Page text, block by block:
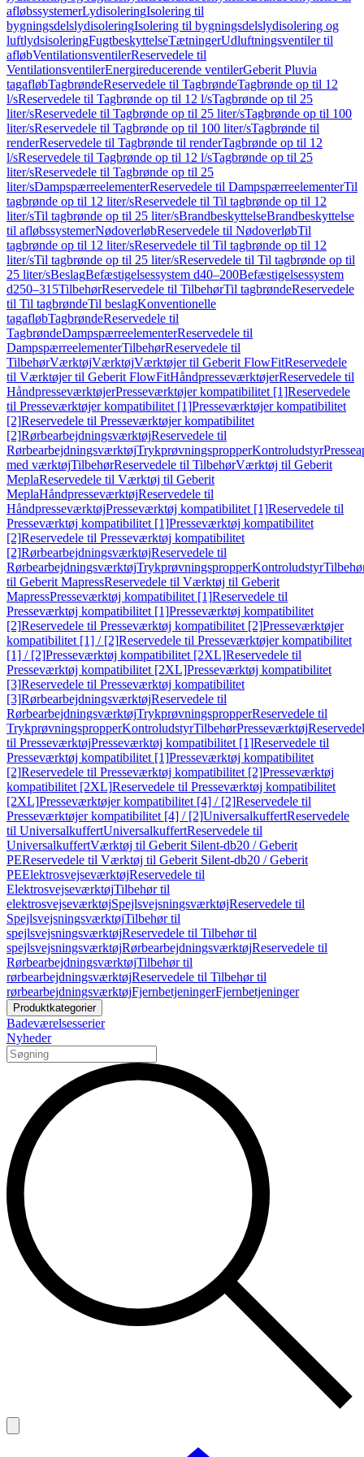
afløbssystemerLydisoleringIsolering til
bygningsdelslydisoleringIsolering til bygningsdelslydisolering og
luftlydsisoleringFugtbeskyttelseTætningerUdluftningsventiler til
afløbVentilationsventilerReservedele til
VentilationsventilerEnergireducerende ventilerGeberit Pluvia
tagafløbTagbrøndeReservedele til TagbrøndeTagbrønde op til 12
l/sReservedele til Tagbrønde op til 12 l/sTagbrønde op til 25
liter/sReservedele til Tagbrønde op til 25 liter/sTagbrønde op til 100
liter/sReservedele til Tagbrønde op til 100 liter/sTagbrønde til
renderReservedele til Tagbrønde til renderTagbrønde op til 12
l/sReservedele til Tagbrønde op til 12 l/sTagbrønde op til 25
liter/sReservedele til Tagbrønde op til 25
liter/sDampspærreelementerReservedele til DampspærreelementerTil
tagbrønde op til 12 liter/sReservedele til Til tagbrønde op til 12
liter/sTil tagbrønde op til 25 liter/sBrandbeskyttelseBrandbeskyttelse
til afløbssystemerNødoverløbReservedele til NødoverløbTil
tagbrønde op til 12 liter/sReservedele til Til tagbrønde op til 12
liter/sTil tagbrønde op til 25 liter/sReservedele til Til tagbrønde op til
25 liter/sBeslagBefæstigelsessystem d40–200Befæstigelsessystem
d250–315TilbehørReservedele til TilbehørTil tagbrøndeReservedele
til Til tagbrøndeTil beslagKonventionelle
tagafløbTagbrøndeReservedele til
TagbrøndeDampspærreelementerReservedele til
DampspærreelementerTilbehørReservedele til
TilbehørVærktøjVærktøjVærktøjer til Geberit FlowFitReservedele
til Værktøjer til Geberit FlowFitHåndpresseværktøjerReservedele til
HåndpresseværktøjerPresseværktøjer kompatibilitet [1]Reservedele
til Presseværktøjer kompatibilitet [1]Presseværktøjer kompatibilitet
[2]Reservedele til Presseværktøjer kompatibilitet
[2]RørbearbejdningsværktøjReservedele til
RørbearbejdningsværktøjTrykprøvningspropperKontroludstyr
med værktøjTilbehørReservedele til TilbehørVærktøj til Geberit
MeplaReservedele til Værktøj til Geberit
MeplaHåndpresseværktøjReservedele til
HåndpresseværktøjPresseværktøj kompatibilitet [1]Reservedele til
Presseværktøj kompatibilitet [1]Presseværktøj kompatibilitet
[2]Reservedele til Presseværktøj kompatibilitet
[2]RørbearbejdningsværktøjReservedele til
RørbearbejdningsværktøjTrykprøvningspropperKontroludstyr
til Geberit MapressReservedele til Værktøj til Geberit
MapressPresseværktøj kompatibilitet [1]Reservedele til
Presseværktøj kompatibilitet [1]Presseværktøj kompatibilitet
[2]Reservedele til Presseværktøj kompatibilitet [2]Presseværktøjer
kompatibilitet [1] / [2]Reservedele til Presseværktøjer kompatibilitet
[1] / [2]Presseværktøj kompatibilitet [2XL]Reservedele til
Presseværktøj kompatibilitet [2XL]Presseværktøj kompatibilitet
[3]Reservedele til Presseværktøj kompatibilitet
[3]RørbearbejdningsværktøjReservedele til
RørbearbejdningsværktøjTrykprøvningspropperReservedele til
TrykprøvningspropperKontroludstyrTilbehørPresseværktøj
til PresseværktøjPresseværktøj kompatibilitet [1]Reservedele til
Presseværktøj kompatibilitet [1]Presseværktøj kompatibilitet
[2]Reservedele til Presseværktøj kompatibilitet [2]Presseværktøj
kompatibilitet [2XL]Reservedele til Presseværktøj kompatibilitet
[2XL]Presseværktøjer kompatibilitet [4] / [2]Reservedele til
Presseværktøjer kompatibilitet [4] / [2]UniversalkuffertReservedele
til UniversalkuffertUniversalkuffertReservedele til
UniversalkuffertVærktøj til Geberit Silent-db20 / Geberit
PEReservedele til Værktøj til Geberit Silent-db20 / Geberit
PEElektrosvejseværktøjReservedele til
ElektrosvejseværktøjTilbehør til
elektrosvejseværktøjSpejlsvejsningsværktøjReservedele til
SpejlsvejsningsværktøjTilbehør til
spejlsvejsningsværktøjReservedele til Tilbehør til
spejlsvejsningsværktøjRørbearbejdningsværktøjReservedele til
RørbearbejdningsværktøjTilbehør til
rørbearbejdningsværktøjReservedele til Tilbehør til
rørbearbejdningsværktøjFjernbetjeningerFjernbetjeninger
Produktkategorier
Badeværelsesserier
Nyheder